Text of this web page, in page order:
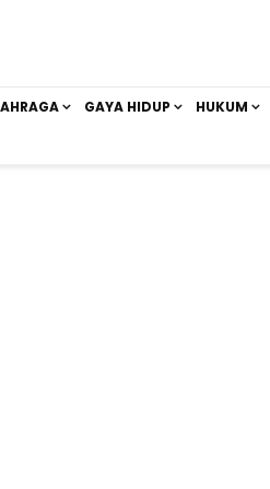
GAYA HIDUP HUKUM